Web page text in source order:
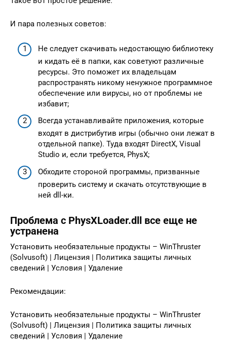
И пара полезных советов:
Не следует скачивать недостающую библиотеку
и кидать её в папки, как советуют различные
ресурсы. Это поможет их владельцам
распространять никому ненужное программное
обеспечение или вирусы, но от проблемы не
избавит;
Всегда устанавливайте приложения, которые
входят в дистрибутив игры (обычно они лежат в
отдельной папке). Туда входят DirectX, Visual
Studio и, если требуется, PhysX;
Обходите стороной программы, призванные
проверить систему и скачать отсутствующие в
ней dll-ки.
Проблема с PhysXLoader.dll все еще не
устранена
Установить необязательные продукты – WinThruster
(Solvusoft) | Лицензия | Политика защиты личных
сведений | Условия | Удаление
Рекомендации:
Установить необязательные продукты – WinThruster
(Solvusoft) | Лицензия | Политика защиты личных
сведений | Условия | Удаление